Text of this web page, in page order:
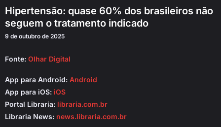
Hipertensão: quase 60% dos brasileiros não
seguem o tratamento indicado
9 de outubro de 2025
Fonte: Olhar Digital
App para Android: Android
App para iOS: iOS
Portal Libraria: libraria.com.br
Libraria News: news.libraria.com.br